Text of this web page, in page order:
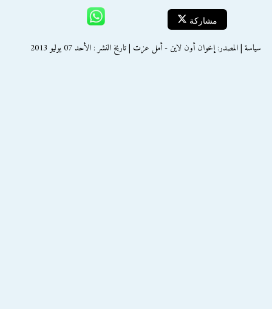
مشاركة
سياسة | المصدر: إخوان أون لاين - أمل عزت | تاريخ النشر : الأحد 07 يوليو 2013